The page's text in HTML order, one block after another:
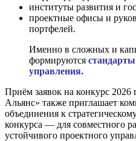
институты развития и
проектные офисы и
портфелей.
Именно в сложных и
формируются
управления.
Приём заявок на конкурс 2026
Альянс» также приглашает
объединения к
конкурса — для совместного
устойчивого проектного